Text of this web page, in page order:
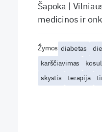
Šapoka |
medicinos ir
Žymos diabetas
karščiavimas
skystis
terapija